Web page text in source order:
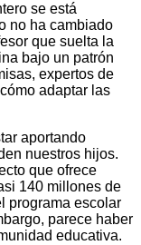
se está
no ha cambiado
que suelta la
bajo un patrón
expertos de
adaptar las
aportando
nuestros hijos.
que ofrece
140 millones de
programa escolar
parece haber
educativa.